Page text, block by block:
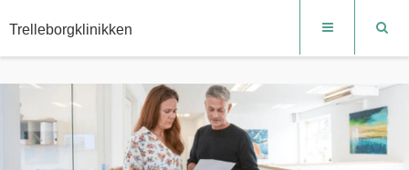
Trelleborgklinikken